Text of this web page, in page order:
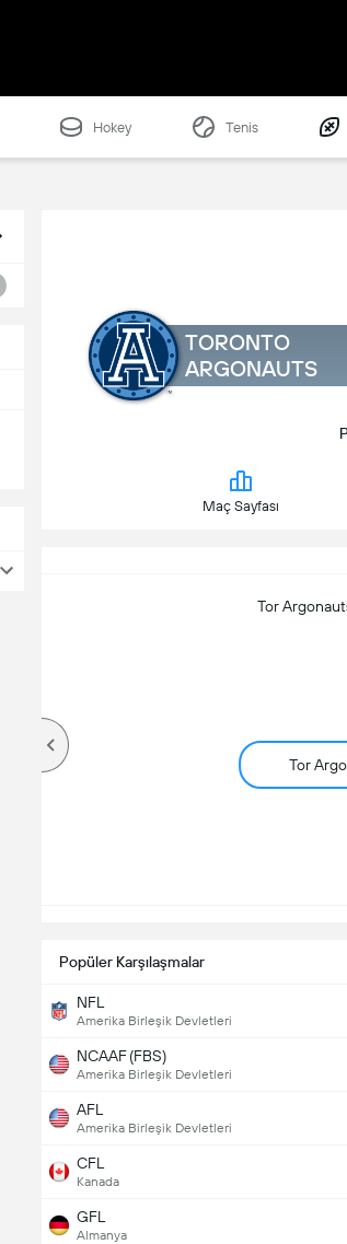
Hokey Tenis
TORONTO
ARGONAUTS
Maç Sayfası
Tor
Tor
Popüler Karşılaşmalar
NFL
Amerika Birleşik Devletleri
NCAAF (FBS)
Amerika Birleşik Devletleri
AFL
Amerika Birleşik Devletleri
CFL
Kanada
GFL
Almanya